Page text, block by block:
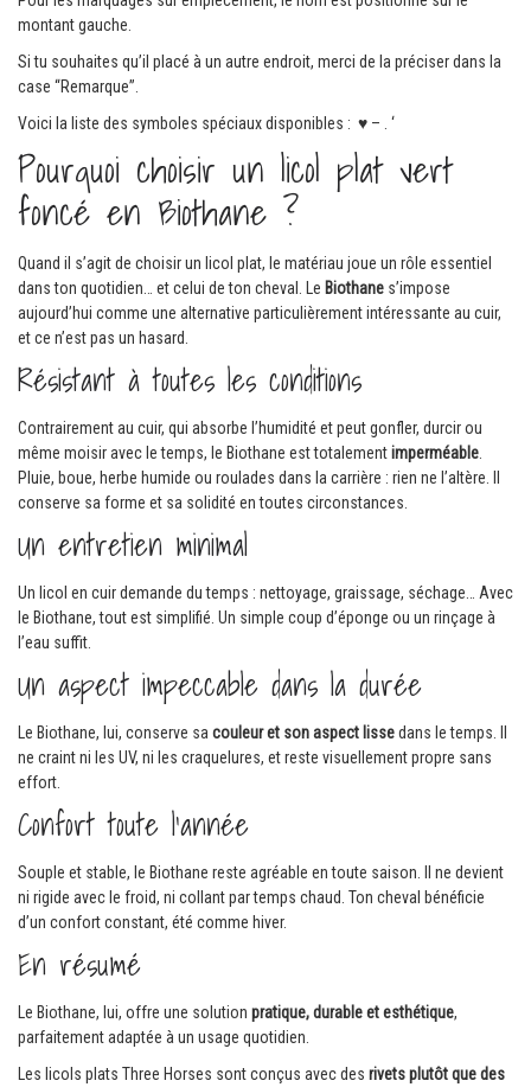
montant gauche.
Si tu souhaites qu’il placé à un autre endroit, merci de la préciser dans la
case “Remarque”.
Voici la liste des symboles spéciaux disponibles : ♥ – . ‘
Pourquoi choisir un licol plat vert
foncé en Biothane ?
Quand il s’agit de choisir un licol plat, le matériau joue un rôle essentiel
dans ton quotidien… et celui de ton cheval. Le Biothane s’impose
aujourd’hui comme une alternative particulièrement intéressante au cuir,
et ce n’est pas un hasard.
Résistant à toutes les conditions
Contrairement au cuir, qui absorbe l’humidité et peut gonfler, durcir ou
même moisir avec le temps, le Biothane est totalementimperméable
Pluie, boue, herbe humide ou roulades dans la carrière : rien ne l’altère. Il
conserve sa forme et sa solidité en toutes circonstances.
Un entretien minimal
Un licol en cuir demande du temps : nettoyage, graissage, séchage… Avec
le Biothane, tout est simplifié. Un simple coup d’éponge ou un rinçage à
l’eau suffit.
Un aspect impeccable dans la durée
Le Biothane, lui, conserve sa couleur et son aspect lissedans le temps. Il
ne craint ni les UV, ni les craquelures, et reste visuellement propre sans
effort.
Confort toute l’année
Souple et stable, le Biothane reste agréable en toute saison. Il ne devient
ni rigide avec le froid, ni collant par temps chaud. Ton cheval bénéficie
d’un confort constant, été comme hiver.
En résumé
Le Biothane, lui, offre une solution pratique, durable et esthétique,
parfaitement adaptée à un usage quotidien.
Les licols plats Three Horses sont conçus avec des rivets plutôt que des